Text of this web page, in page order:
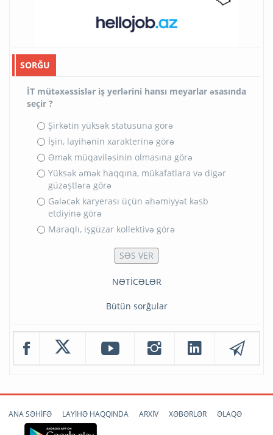
SORĞU
İT mütəxəssislər iş yerlərini hansı meyarlar əsasında
seçir ?
Şirkətin yüksək statusuna görə
İşin, layihənin xarakterinə görə
Əmək müqaviləsinin olmasına görə
Yüksək əmək haqqına, mükafatlara və digər
güzəştlərə görə
Gələcək karyerası üçün əhəmiyyət kəsb
etdiyinə görə
Maraqlı, işgüzar kollektivə görə
NƏTİCƏLƏR
Bütün sorğular
ANA SƏHİFƏ LAYİHƏ HAQQINDA ARXİV XƏBƏRLƏR ƏLAQƏ